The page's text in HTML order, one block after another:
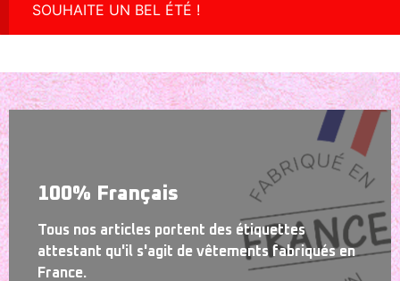
SOUHAITE UN BEL ÉTÉ !
100% Français
Tous nos articles portent des étiquettes
attestant qu'il s'agit de vêtements fabriqués en
France.